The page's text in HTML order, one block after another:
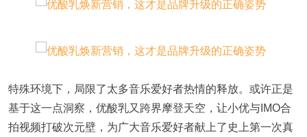
特殊环境下，局限了太多音乐爱好者热情的释放。或许正是
基于这一点洞察，优酸乳又跨界摩登天空，让小优与IMO合
拍视频打破次元壁，为广大音乐爱好者献上了史上第一次真